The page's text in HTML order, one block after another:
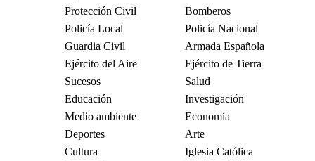
Protección Civil
Bomberos
Policía Local
Policía Nacional
Guardia Civil
Armada Española
Ejército del Aire
Ejército de Tierra
Sucesos
Salud
Educación
Investigación
Medio ambiente
Economía
Deportes
Arte
Cultura
Iglesia Católica